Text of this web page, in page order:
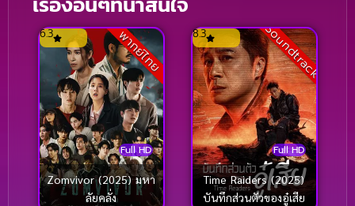
พากย์ไทย
Full HD
6.3
Zomvivor (2025) มหา
ลัยคลั่ง
Soundtrack
Full HD
8.3
Time Raiders (2025)
บันทึกส่วนตัวของอู๋เสีย